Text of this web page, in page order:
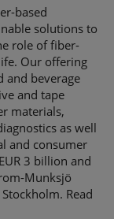
based
solutions to
role of fiber-
Our offering
and beverage
and tape
materials,
as well
and consumer
3 billion and
Munksjö
Read